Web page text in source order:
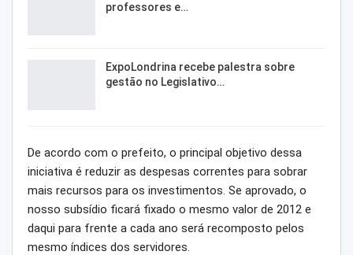
professores e…
ExpoLondrina recebe palestra sobre
gestão no Legislativo…
De acordo com o prefeito, o principal objetivo dessa
iniciativa é reduzir as despesas correntes para sobrar
mais recursos para os investimentos. Se aprovado, o
nosso subsídio ficará fixado o mesmo valor de 2012 e
daqui para frente a cada ano será recomposto pelos
mesmo índices dos servidores.